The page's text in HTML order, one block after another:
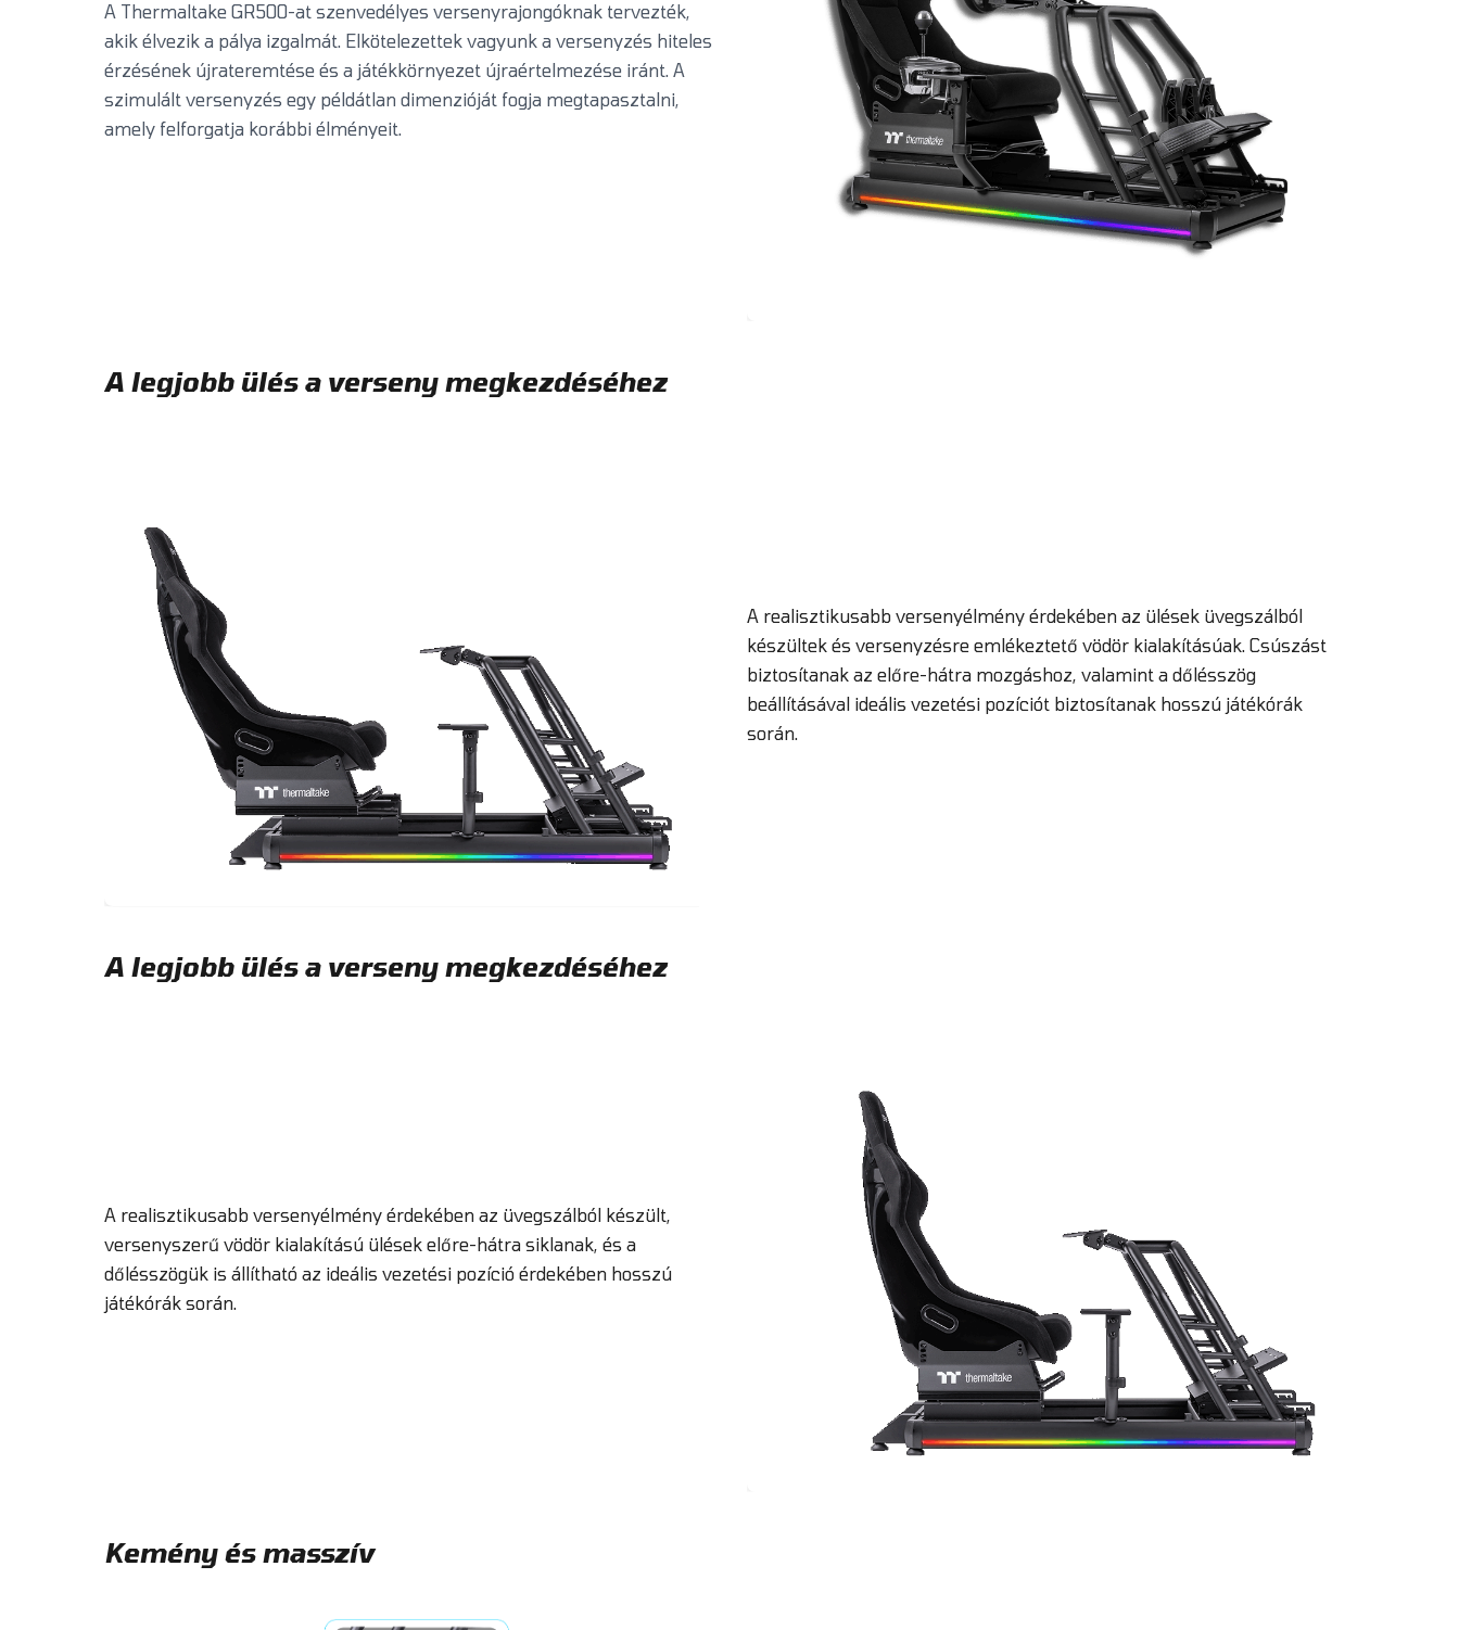
A Thermaltake GR500-at szenvedélyes versenyrajongóknak tervezték,
akik élvezik a pálya izgalmát. Elkötelezettek vagyunk a versenyzés hiteles
érzésének újrateremtése és a játékkörnyezet újraértelmezése iránt. A
szimulált versenyzés egy példátlan dimenzióját fogja megtapasztalni,
amely felforgatja korábbi élményeit.
A legjobb ülés a verseny megkezdéséhez
A realisztikusabb versenyélmény érdekében az ülések üvegszálból
készültek és versenyzésre emlékeztető vödör kialakításúak. Csúszást
biztosítanak az előre-hátra mozgáshoz, valamint a dőlésszög
beállításával ideális vezetési pozíciót biztosítanak hosszú játékórák
során.
A legjobb ülés a verseny megkezdéséhez
A realisztikusabb versenyélmény érdekében az üvegszálból készült,
versenyszerű vödör kialakítású ülések előre-hátra siklanak, és a
dőlésszögük is állítható az ideális vezetési pozíció érdekében hosszú
játékórák során.
Kemény és masszív